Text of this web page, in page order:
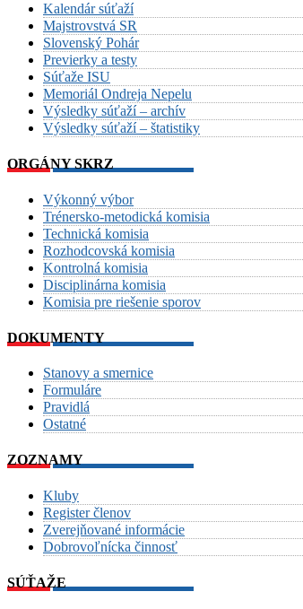
Kalendár súťaží
Majstrovstvá SR
Slovenský Pohár
Previerky a testy
Súťaže ISU
Memoriál Ondreja Nepelu
Výsledky súťaží – archív
Výsledky súťaží – štatistiky
ORGÁNY SKRZ
Výkonný výbor
Trénersko-metodická komisia
Technická komisia
Rozhodcovská komisia
Kontrolná komisia
Disciplinárna komisia
Komisia pre riešenie sporov
DOKUMENTY
Stanovy a smernice
Formuláre
Pravidlá
Ostatné
ZOZNAMY
Kluby
Register členov
Zverejňované informácie
Dobrovoľnícka činnosť
SÚŤAŽE